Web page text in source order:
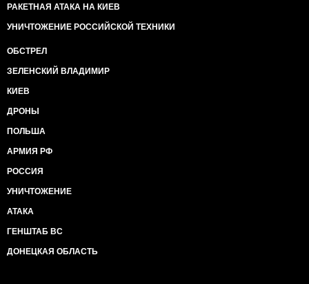
РАКЕТНАЯ АТАКА НА КИЕВ
УНИЧТОЖЕНИЕ РОССИЙСКОЙ ТЕХНИКИ
ОБСТРЕЛ
ЗЕЛЕНСКИЙ ВЛАДИМИР
КИЕВ
ДРОНЫ
ПОЛЬША
АРМИЯ РФ
РОССИЯ
УНИЧТОЖЕНИЕ
АТАКА
ГЕНШТАБ ВС
ДОНЕЦКАЯ ОБЛАСТЬ